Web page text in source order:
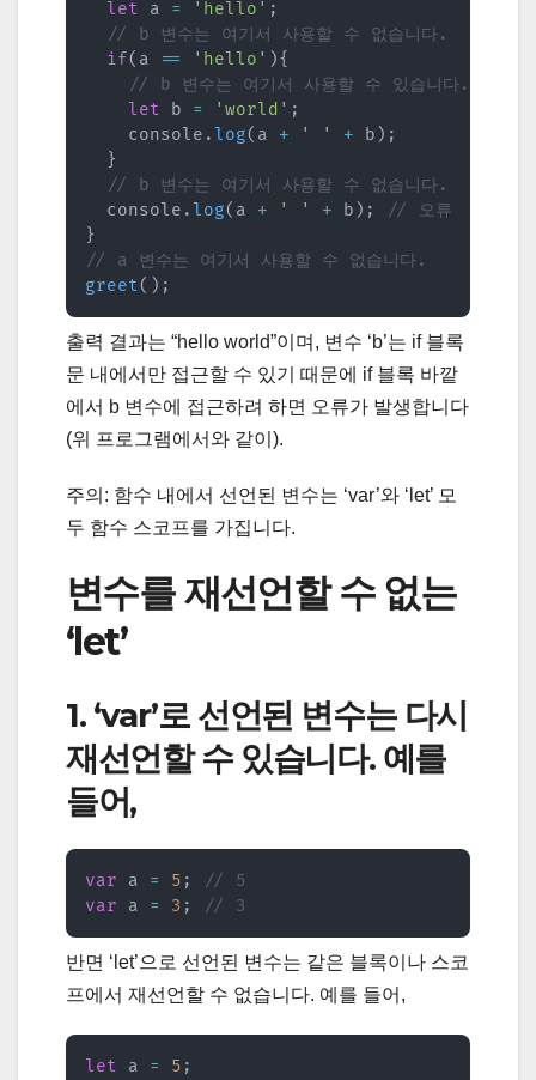
let a = 'hello' ;
// b 변수는 여기서 사용할 수 없습니다.
if( a == 'hello' ){
// b 변수는 여기서 사용할 수 있습니다.
let b = 'world' ;
    console
.log( a + ' ' + b ) ;
}
// b 변수는 여기서 사용할 수 없습니다.
  console
.log( a + ' ' + b ) ;
// 오류
}
// a 변수는 여기서 사용할 수 없습니다.
greet( ) ;
출력 결과는 “hello world”이며, 변수 ‘b’는 if 블록
문 내에서만 접근할 수 있기 때문에 if 블록 바깥
에서 b 변수에 접근하려 하면 오류가 발생합니다
(위 프로그램에서와 같이).
주의: 함수 내에서 선언된 변수는 ‘var’와 ‘let’ 모
두 함수 스코프를 가집니다.
변수를 재선언할 수 없는
‘let’
1. ‘var’로 선언된 변수는 다시
재선언할 수 있습니다. 예를
들어,
var a = 5 ;
// 5
var a = 3 ; // 3
반면 ‘let’으로 선언된 변수는 같은 블록이나 스코
프에서 재선언할 수 없습니다. 예를 들어,
let a = 5 ;